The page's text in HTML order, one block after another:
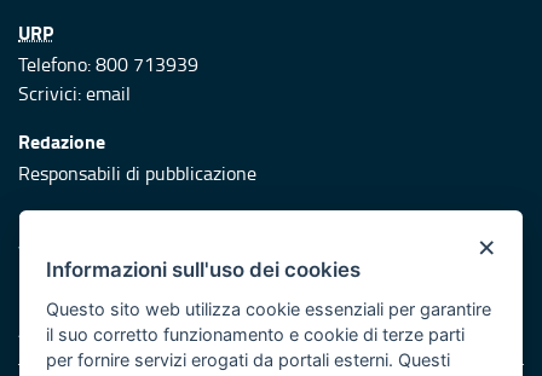
URP
Telefono: 800 713939
Scrivici:email
Redazione
Responsabili di pubblicazione
Protezione civile
Vai al sito di Protezione Civile Puglia
Iniziativa finanziata con risorse del POR Puglia 2014/2020 -
Asse XI
×
Informazioni sull'uso dei cookies
Questo sito web utilizza cookie essenziali per garantire
il suo corretto funzionamento e cookie di terze parti
per fornire servizi erogati da portali esterni. Questi